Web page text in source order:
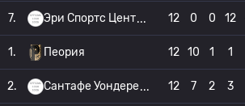
7. Эри Спортс Цент 12 0 0 12
1. Пеория 12 10 1 1
2. Сантафе Уондере 12 7 2 3